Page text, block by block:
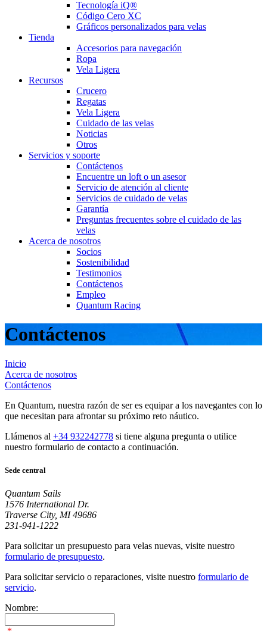
Tecnología iQ®
Código Cero XC
Gráficos personalizados para velas
Tienda
Accesorios para navegación
Ropa
Vela Ligera
Recursos
Crucero
Regatas
Vela Ligera
Cuidado de las velas
Noticias
Otros
Servicios y soporte
Contáctenos
Encuentre un loft o un asesor
Servicio de atención al cliente
Servicios de cuidado de velas
Garantía
Preguntas frecuentes sobre el cuidado de las
velas
Acerca de nosotros
Socios
Sostenibilidad
Testimonios
Contáctenos
Empleo
Quantum Racing
Contáctenos
Inicio
Acerca de nosotros
Contáctenos
En Quantum, nuestra razón de ser es equipar a los navegantes con lo
que necesitan para afrontar su próximo reto náutico.
Llámenos al +34 932242778 si tiene alguna pregunta o utilice
nuestro formulario de contacto a continuación.
Sede central
Quantum Sails
1576 International Dr.
Traverse City, MI 49686
231-941-1222
Para solicitar un presupuesto para velas nuevas, visite nuestro
formulario de presupuesto.
Para solicitar servicio o reparaciones, visite nuestro formulario de
servicio.
Nombre:
*